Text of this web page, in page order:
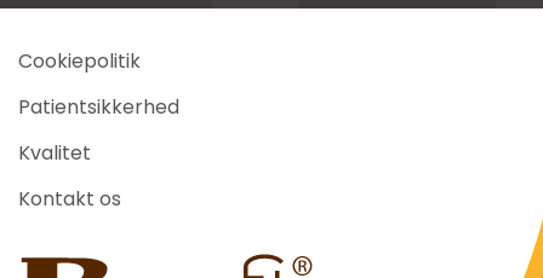
Cookiepolitik
Patientsikkerhed
Kvalitet
Kontakt os